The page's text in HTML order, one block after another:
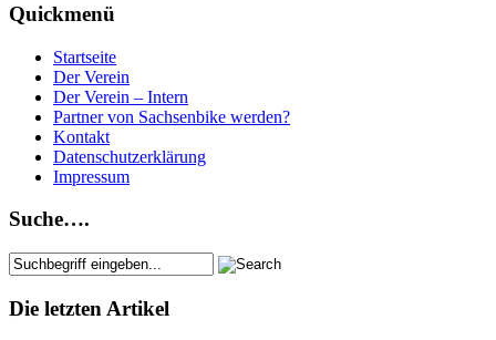
Quickmenü
Startseite
Der Verein
Der Verein – Intern
Partner von Sachsenbike werden?
Kontakt
Datenschutzerklärung
Impressum
Suche….
Die letzten Artikel